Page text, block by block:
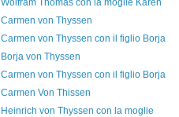
Wolfram Thomas con la moglie Karen
Carmen von Thyssen
Carmen von Thyssen con il figlio Borja
Borja von Thyssen
Carmen von Thyssen con il figlio Borja
Carmen Von Thissen
Heinrich von Thyssen con la moglie